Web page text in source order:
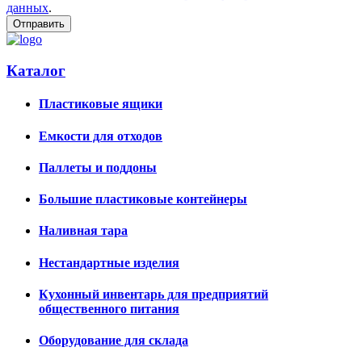
данных.
Каталог
Пластиковые ящики
Емкости для отходов
Паллеты и поддоны
Большие пластиковые контейнеры
Наливная тара
Нестандартные изделия
Кухонный инвентарь для предприятий
общественного питания
Оборудование для склада